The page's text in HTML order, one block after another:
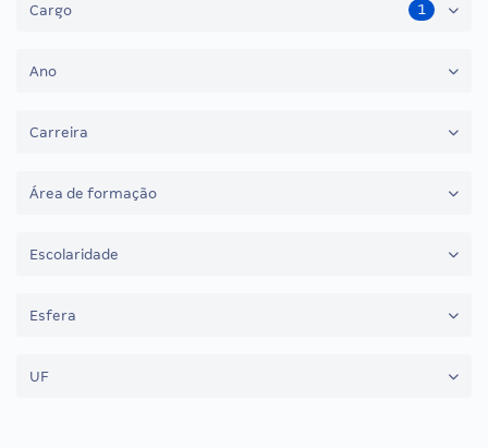
Cargo 1
Ano
Carreira
Área de formação
Escolaridade
Esfera
UF